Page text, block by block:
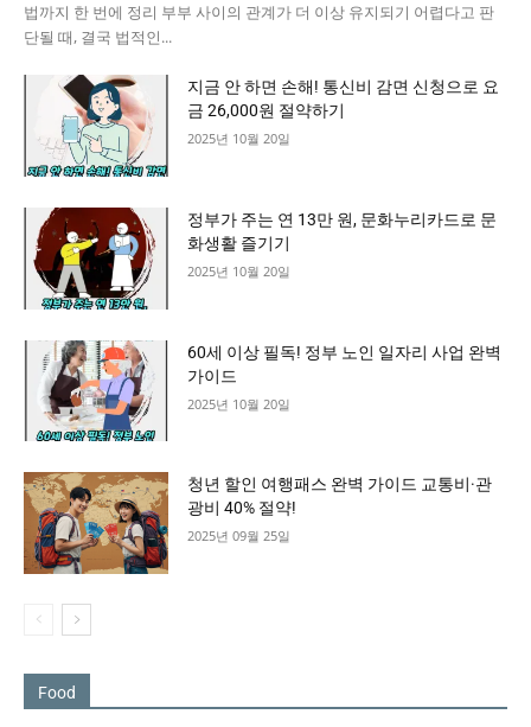
법까지 한 번에 정리 부부 사이의 관계가 더 이상 유지되기 어렵다고 판
단될 때, 결국 법적인...
지금 안 하면 손해! 통신비 감면 신청으로 요
금 26,000원 절약하기
2025년 10월 20일
정부가 주는 연 13만 원, 문화누리카드로 문
화생활 즐기기
2025년 10월 20일
60세 이상 필독! 정부 노인 일자리 사업 완벽
가이드
2025년 10월 20일
청년 할인 여행패스 완벽 가이드 교통비·관
광비 40% 절약!
2025년 09월 25일
Food